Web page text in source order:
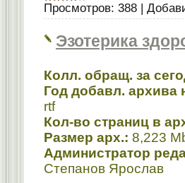
Просмотров: 388 |
Эзотерика
Колл. обращ. за
Год добавл. архива
rtf
Кол-во страниц в
Размер арх.: 8,223
Администратор
Степанов Ярослав